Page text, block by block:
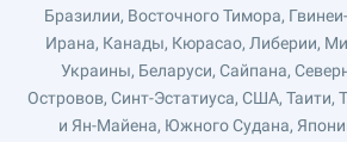
Бразилии, Восточного Тимора,
Ирана, Канады, Кюрасао, Либерии,
Украины, Беларуси, Сайпана,
Островов, Синт-Эстатиуса, США, Таити,
и Ян-Майена, Южного Судана,